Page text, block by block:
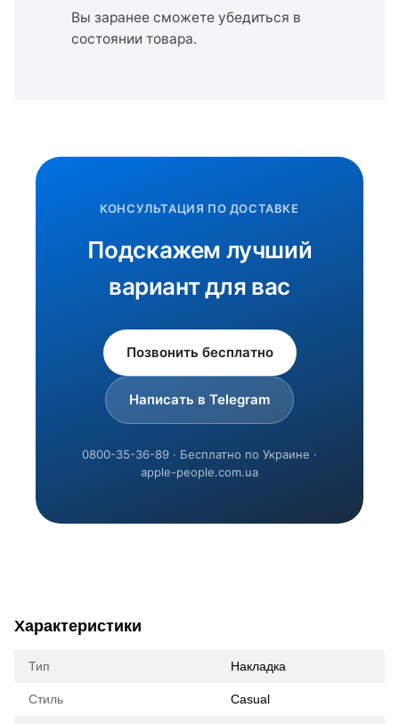
Вы заранее сможете убедиться в
состоянии товара.
КОНСУЛЬТАЦИЯ ПО ДОСТАВКЕ
Подскажем лучший
вариант для вас
Позвонить бесплатно
Написать в Telegram
0800-35-36-89 · Бесплатно по Украине ·
apple-people.com.ua
Характеристики
Тип Накладка
Стиль Casual